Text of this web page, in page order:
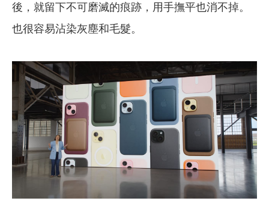
後，就留下不可磨滅的痕跡，用手撫平也消不掉。
也很容易沾染灰塵和毛髮。